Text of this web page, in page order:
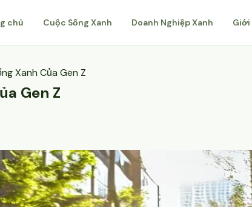
chủ Cuộc Sống Xanh Doanh Nghiệp Xanh Giới
Xanh Của Gen Z
Gen Z